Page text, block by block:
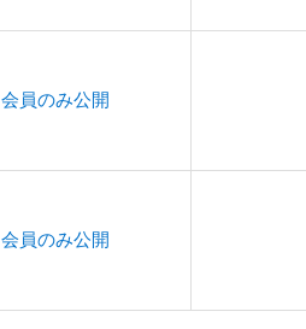
会員のみ公開
会員のみ公開